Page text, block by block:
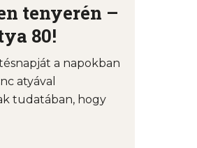
tenyerén –
80!
a napokban
atyával
tudatában, hogy